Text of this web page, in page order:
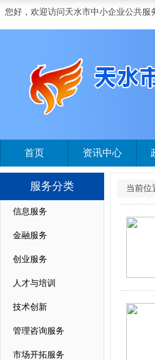
您好，欢迎访问天水市中小企业公共服
首页 资讯中心
服务分类
信息服务
金融服务
创业服务
人才与培训
技术创新
管理咨询服务
市场开拓服务
当前位